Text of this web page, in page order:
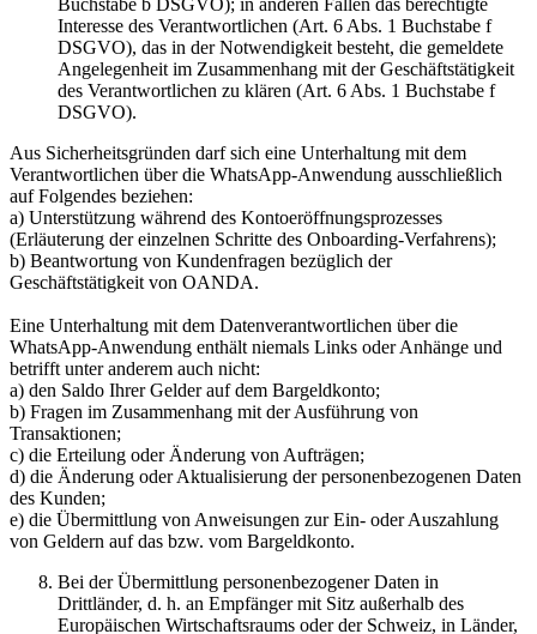
Buchstabe b DSGVO); in anderen Fällen das berechtigte
Interesse des Verantwortlichen (Art. 6 Abs. 1 Buchstabe f
DSGVO), das in der Notwendigkeit besteht, die gemeldete
Angelegenheit im Zusammenhang mit der Geschäftstätigkeit
des Verantwortlichen zu klären (Art. 6 Abs. 1 Buchstabe f
DSGVO).
Aus Sicherheitsgründen darf sich eine Unterhaltung mit dem
Verantwortlichen über die WhatsApp-Anwendung ausschließlich
auf Folgendes beziehen:
a) Unterstützung während des Kontoeröffnungsprozesses
(Erläuterung der einzelnen Schritte des Onboarding-Verfahrens);
b) Beantwortung von Kundenfragen bezüglich der
Geschäftstätigkeit von OANDA.
Eine Unterhaltung mit dem Datenverantwortlichen über die
WhatsApp-Anwendung enthält niemals Links oder Anhänge und
betrifft unter anderem auch nicht:
a) den Saldo Ihrer Gelder auf dem Bargeldkonto;
b) Fragen im Zusammenhang mit der Ausführung von
Transaktionen;
c) die Erteilung oder Änderung von Aufträgen;
d) die Änderung oder Aktualisierung der personenbezogenen Daten
des Kunden;
e) die Übermittlung von Anweisungen zur Ein- oder Auszahlung
von Geldern auf das bzw. vom Bargeldkonto.
Bei der Übermittlung personenbezogener Daten in
Drittländer, d. h. an Empfänger mit Sitz außerhalb des
Europäischen Wirtschaftsraums oder der Schweiz, in Länder,